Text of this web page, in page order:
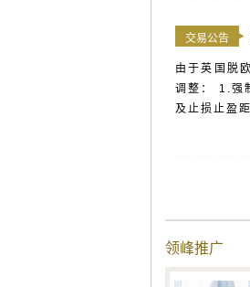
交易公告
由于英国脱
调整： 1.强
及止损止盈
领峰推广